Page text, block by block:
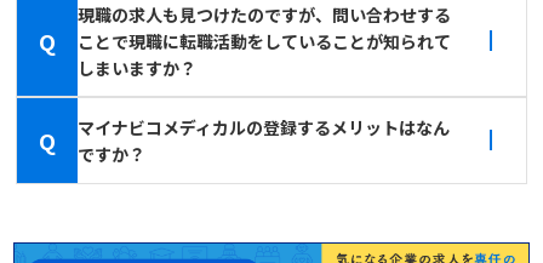
Q
現職の求人も見つけたのですが、問い合わせする
ことで現職に転職活動をしていることが知られて
しまいますか？
Q
マイナビコメディカルの登録するメリットはなん
ですか？